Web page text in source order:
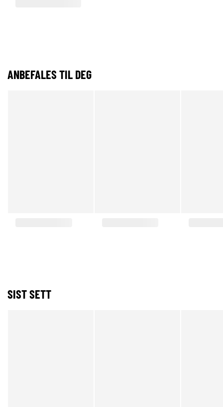
ANBEFALES TIL DEG
SIST SETT